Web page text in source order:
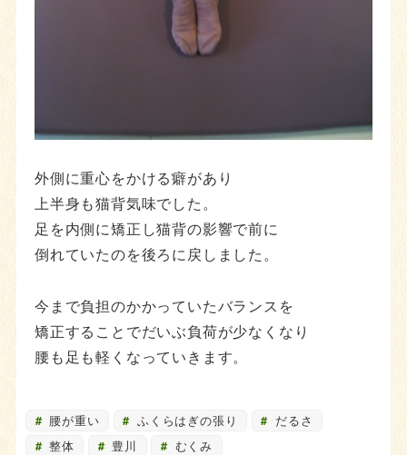
外側に重心をかける癖があり
上半身も猫背気味でした。
足を内側に矯正し猫背の影響で前に
倒れていたのを後ろに戻しました。
今まで負担のかかっていたバランスを
矯正することでだいぶ負荷が少なくなり
腰も足も軽くなっていきます。
腰が重い ふくらはぎの張り
だるさ
整体
豊川 むくみ